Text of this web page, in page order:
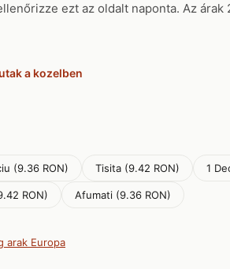
ezt az oldalt naponta. Az
a kozelben
(9.36 RON) Tisita (9.42 RON) 1
RON) Afumati (9.36 RON)
arak Europa